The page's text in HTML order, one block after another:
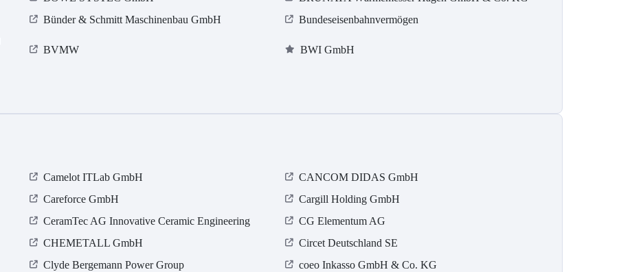
Bünder & Schmitt Maschinenbau GmbH
Bundeseisenbahnvermögen
BVMW BWI GmbH
Camelot ITLab GmbH
CANCOM DIDAS GmbH
Careforce GmbH
Cargill Holding GmbH
CeramTec AG Innovative Ceramic Engineering
CG Elementum AG
CHEMETALL GmbH
Circet Deutschland SE
Clyde Bergemann Power Group
coeo Inkasso GmbH & Co. KG